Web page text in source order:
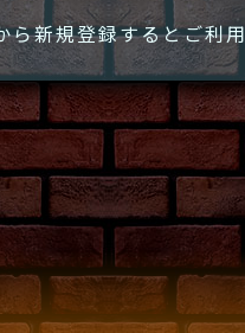
ら新規登録するとご利